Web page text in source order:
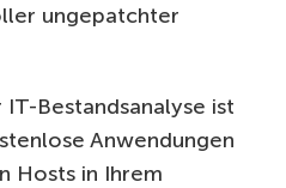
ungepatchter
Bestandsanalyse ist
Anwendungen
Hosts in Ihrem